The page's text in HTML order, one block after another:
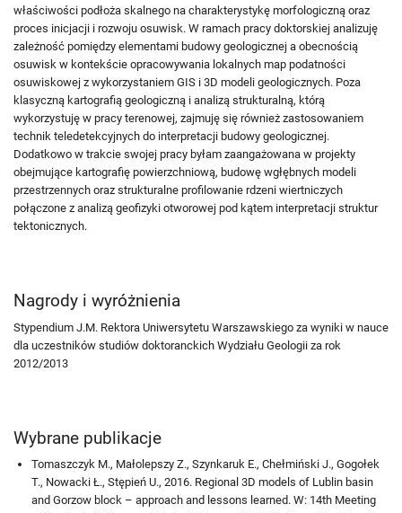
właściwości podłoża skalnego na charakterystykę morfologiczną oraz
proces inicjacji i rozwoju osuwisk. W ramach pracy doktorskiej analizuję
zależność pomiędzy elementami budowy geologicznej a obecnością
osuwisk w kontekście opracowywania lokalnych map podatności
osuwiskowej z wykorzystaniem GIS i 3D modeli geologicznych. Poza
klasyczną kartografią geologiczną i analizą strukturalną, którą
wykorzystuję w pracy terenowej, zajmuję się również zastosowaniem
technik teledetekcyjnych do interpretacji budowy geologicznej.
Dodatkowo w trakcie swojej pracy byłam zaangażowana w projekty
obejmujące kartografię powierzchniową, budowę wgłębnych modeli
przestrzennych oraz strukturalne profilowanie rdzeni wiertniczych
połączone z analizą geofizyki otworowej pod kątem interpretacji struktur
tektonicznych.
Nagrody i wyróżnienia
Stypendium J.M. Rektora Uniwersytetu Warszawskiego za wyniki w nauce
dla uczestników studiów doktoranckich Wydziału Geologii za rok
2012/2013
Wybrane publikacje
Tomaszczyk M., Małolepszy Z., Szynkaruk E., Chełmiński J., Gogołek
T., Nowacki Ł., Stępień U., 2016. Regional 3D models of Lublin basin
and Gorzow block – approach and lessons learned. W: 14th Meeting